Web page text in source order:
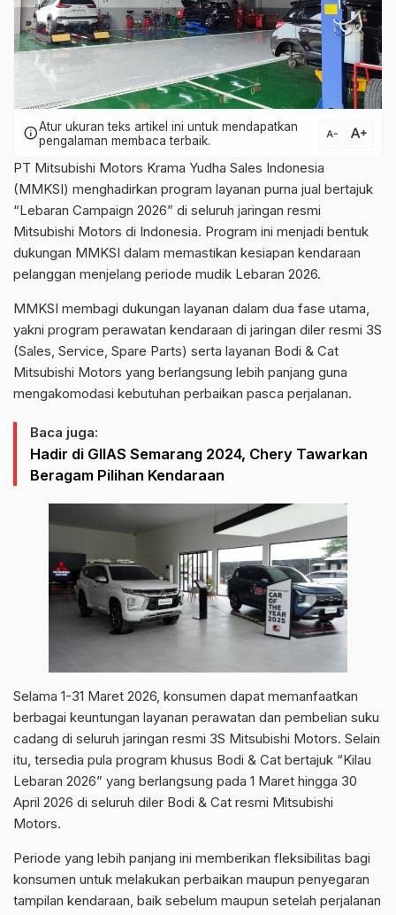
infoAtur ukuran teks artikel ini untuk mendapatkan
pengalaman membaca terbaik.
text_decrease text_increase
PT Mitsubishi Motors Krama Yudha Sales Indonesia
(MMKSI) menghadirkan program layanan purna jual bertajuk
“Lebaran Campaign 2026” di seluruh jaringan resmi
Mitsubishi Motors di Indonesia. Program ini menjadi bentuk
dukungan MMKSI dalam memastikan kesiapan kendaraan
pelanggan menjelang periode mudik Lebaran 2026.
MMKSI membagi dukungan layanan dalam dua fase utama,
yakni program perawatan kendaraan di jaringan diler resmi 3S
(Sales, Service, Spare Parts) serta layanan Bodi & Cat
Mitsubishi Motors yang berlangsung lebih panjang guna
mengakomodasi kebutuhan perbaikan pasca perjalanan.
Baca juga:
Hadir di GIIAS Semarang 2024, Chery Tawarkan
Beragam Pilihan Kendaraan
Selama 1-31 Maret 2026, konsumen dapat memanfaatkan
berbagai keuntungan layanan perawatan dan pembelian suku
cadang di seluruh jaringan resmi 3S Mitsubishi Motors. Selain
itu, tersedia pula program khusus Bodi & Cat bertajuk “Kilau
Lebaran 2026” yang berlangsung pada 1 Maret hingga 30
April 2026 di seluruh diler Bodi & Cat resmi Mitsubishi
Motors.
Periode yang lebih panjang ini memberikan fleksibilitas bagi
konsumen untuk melakukan perbaikan maupun penyegaran
tampilan kendaraan, baik sebelum maupun setelah perjalanan